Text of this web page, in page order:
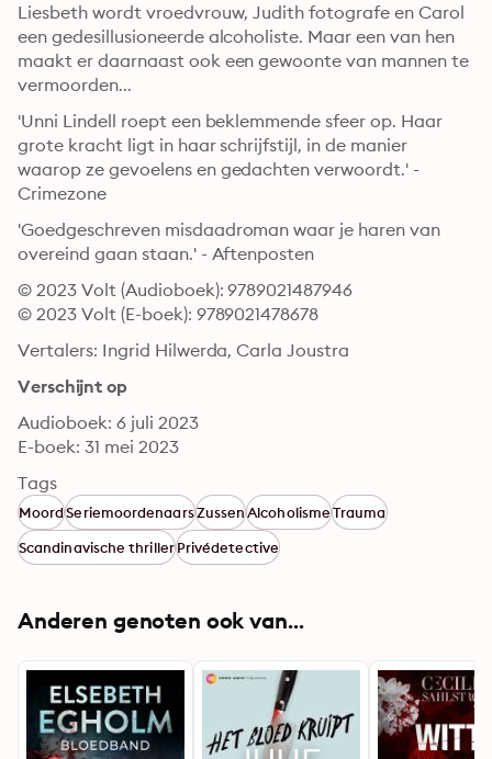
Liesbeth wordt vroedvrouw, Judith fotografe en Carol
een gedesillusioneerde alcoholiste. Maar een van hen
maakt er daarnaast ook een gewoonte van mannen te
vermoorden...
'Unni Lindell roept een beklemmende sfeer op. Haar
grote kracht ligt in haar schrijfstijl, in de manier
waarop ze gevoelens en gedachten verwoordt.' -
Crimezone
'Goedgeschreven misdaadroman waar je haren van
overeind gaan staan.' - Aftenposten
© 2023 Volt (Audioboek): 9789021487946
© 2023 Volt (E-boek): 9789021478678
Vertalers: Ingrid Hilwerda, Carla Joustra
Verschijnt op
Audioboek: 6 juli 2023
E-boek: 31 mei 2023
Tags
MoordSeriemoordenaarsZussenAlcoholismeTrauma
Scandinavische thrillerPrivédetective
Anderen genoten ook van...